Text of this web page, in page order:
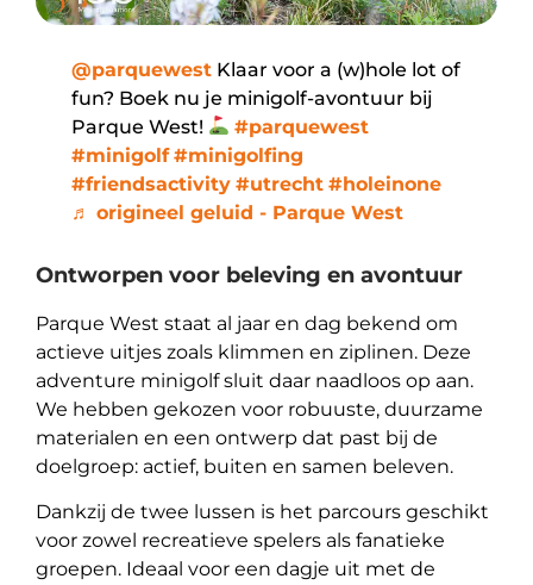
@parquewest Klaar voor a (w)hole lot of
fun? Boek nu je minigolf-avontuur bij
Parque West!
#parquewest
#minigolf #minigolfing
#friendsactivity #utrecht #holeinone
♬ origineel geluid - Parque West
Ontworpen voor beleving en avontuur
Parque West staat al jaar en dag bekend om
actieve uitjes zoals klimmen en ziplinen. Deze
adventure minigolf sluit daar naadloos op aan.
We hebben gekozen voor robuuste, duurzame
materialen en een ontwerp dat past bij de
doelgroep: actief, buiten en samen beleven.
Dankzij de twee lussen is het parcours geschikt
voor zowel recreatieve spelers als fanatieke
groepen. Ideaal voor een dagje uit met de